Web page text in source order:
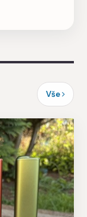
Vše